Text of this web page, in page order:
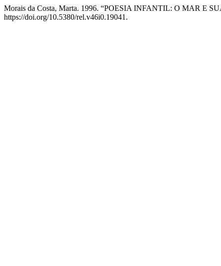
Morais da Costa, Marta. 1996. “POESIA INFANTIL: O MAR E
https://doi.org/10.5380/rel.v46i0.19041.